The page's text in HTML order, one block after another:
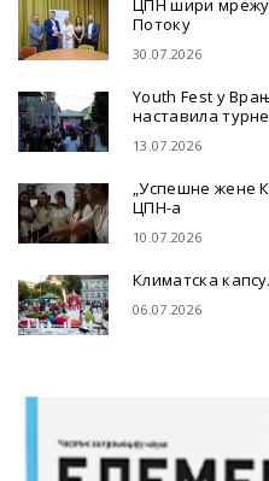
ЦПН шири
Потоку
30.07.2026
Youth Fest у
наставила
13.07.2026
„Успешне жене
ЦПН-а
10.07.2026
Климатска
06.07.2026